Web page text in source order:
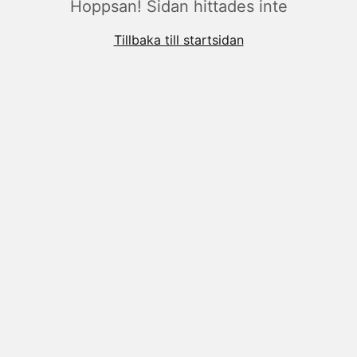
Hoppsan! Sidan hittades inte
Tillbaka till startsidan